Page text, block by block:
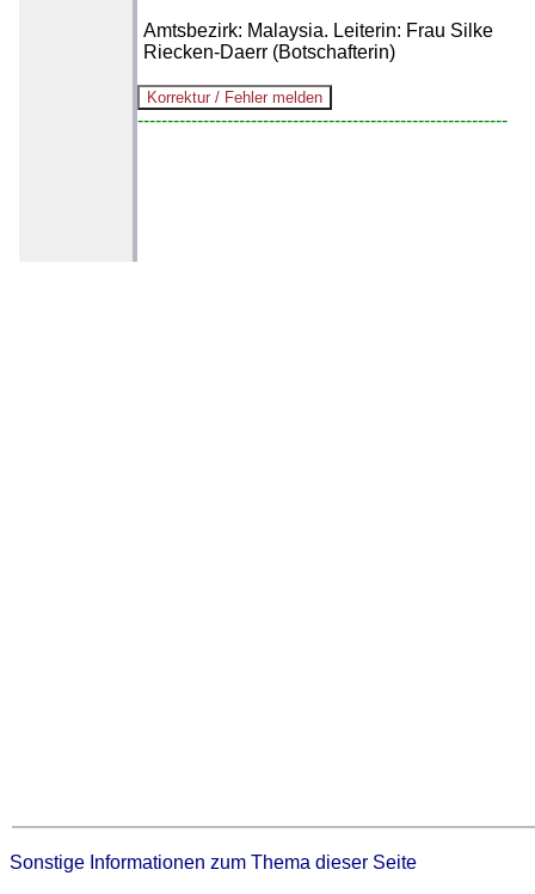
Amtsbezirk: Malaysia. Leiterin: Frau Silke
Riecken-Daerr (Botschafterin)
--------------------------------------------------------------
Sonstige Informationen zum Thema dieser Seite